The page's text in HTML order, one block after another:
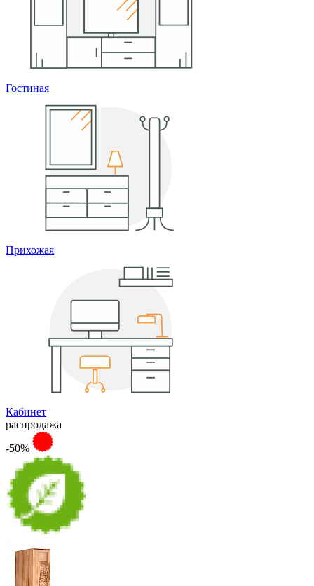
Гостиная
Прихожая
Кабинет
распродажа
-50%